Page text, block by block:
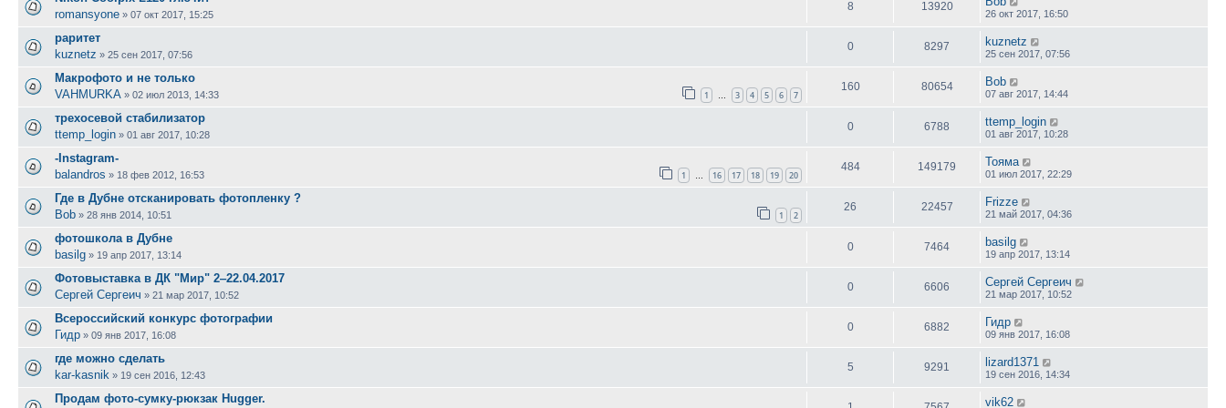
romansyone » 07 окт 2017, 15:25
8 13920
26 окт 2017, 16:50
раритет
kuznetz » 25 сен 2017, 07:56
0 8297 kuznetz
25 сен 2017, 07:56
Макрофото и не только
VAHMURKA » 02 июл 2013, 14:33 1 … 3 4 5 6 7
160 80654 Bob
07 авг 2017, 14:44
трехосевой стабилизатор
ttemp_login » 01 авг 2017, 10:28
0 6788 ttemp_login
01 авг 2017, 10:28
-Instagram-
balandros » 18 фев 2012, 16:53 1 … 16 17 18 19 20
484 149179 Toяма
01 июл 2017, 22:29
Где в Дубне отсканировать фотопленку ?
Bob » 28 янв 2014, 10:51 1 2
26 22457 Frizze
21 май 2017, 04:36
фотошкола в Дубне
basilg » 19 апр 2017, 13:14
0 7464 basilg
19 апр 2017, 13:14
Фотовыставка в ДК "Мир" 2‒22.04.2017
Сергей Сергеич » 21 мар 2017, 10:52
0 6606 Сергей Сергеич
21 мар 2017, 10:52
Всероссийский конкурс фотографии
Гидр » 09 янв 2017, 16:08
0 6882 Гидр
09 янв 2017, 16:08
где можно сделать
kar-kasnik » 19 сен 2016, 12:43
5 9291 lizard1371
19 сен 2016, 14:34
Продам фото-сумку-рюкзак Hugger. vik62